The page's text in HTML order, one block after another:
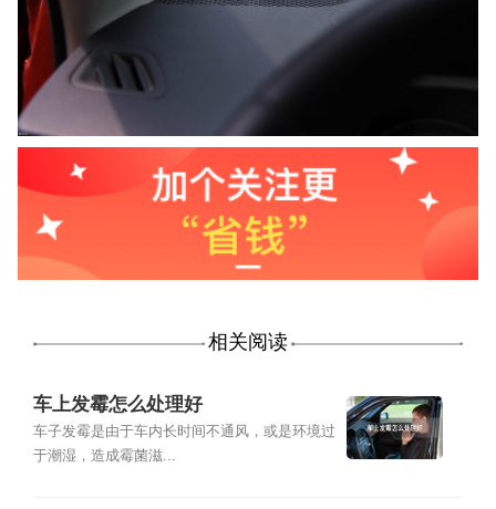
相关阅读
车上发霉怎么处理好
车子发霉是由于车内长时间不通风，或是环境过
于潮湿，造成霉菌滋...